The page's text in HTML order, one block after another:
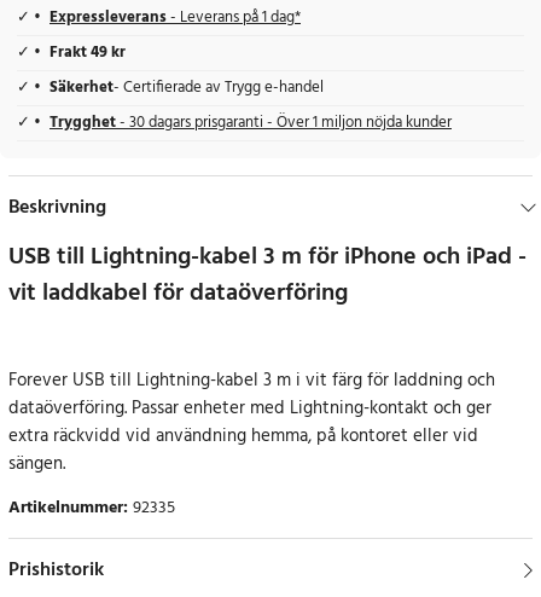
Expressleverans- Leverans på 1 dag*
Frakt 49 kr
Säkerhet- Certifierade av Trygg e-handel
Trygghet- 30 dagars prisgaranti - Över 1 miljon nöjda kunder
Beskrivning
USB till Lightning-kabel 3 m för iPhone och iPad -
vit laddkabel för dataöverföring
Forever USB till Lightning-kabel 3 m i vit färg för laddning och
dataöverföring. Passar enheter med Lightning-kontakt och ger
extra räckvidd vid användning hemma, på kontoret eller vid
sängen.
Artikelnummer:92335
Prishistorik